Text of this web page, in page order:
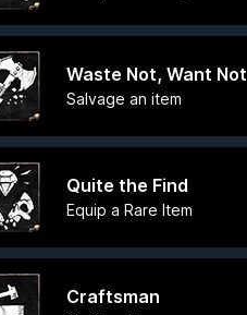
Waste Not, Want Not
Salvage an item
Quite the Find
Equip a Rare Item
Craftsman